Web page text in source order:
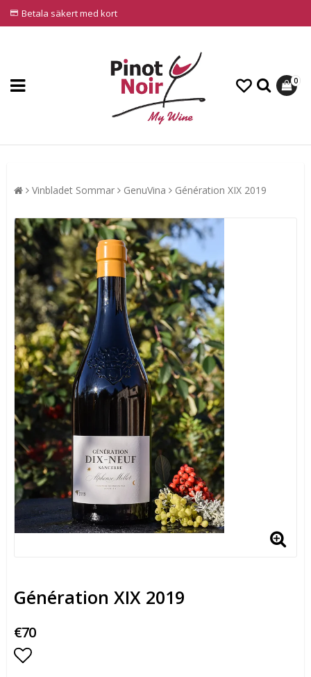
Betala säkert med kort
0
Vinbladet Sommar GenuVina Génération XIX 2019
Génération XIX 2019
€70